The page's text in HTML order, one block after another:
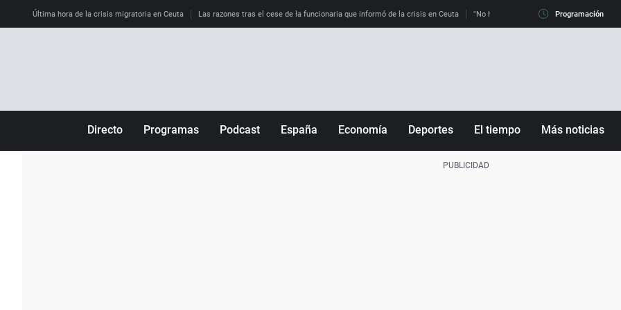
Última hora de la crisis migratoria en Ceuta Las razones tras el cese de la funcionaria que informó de la crisis en Ceuta "No hay mafias, que no nos engañen":
Programación
Directo Programas Podcast España Economía Deportes El tiempo Más noticias